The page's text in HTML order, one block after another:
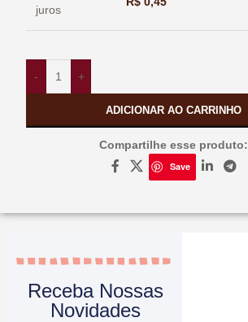
juros
- +
ADICIONAR AO CARRINHO
Compartilhe esse produto:
Save
Receba Nossas
Novidades